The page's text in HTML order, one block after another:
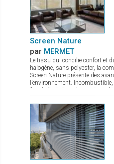
Screen Nature
par MERMET
Le tissu qui concilie confort et
halogène, sans polyester, la
Screen Nature présente des
l’environnement.
fumée (M0, Euroclass A2-s1-
exigences tant en termes de
l’excellente transparence
maîtrise de l’éblouissement
dimensionnelle, durabilité et
confèrent une planéité parfaite
tissu élégant et très fin, idéal
des espaces de faible
coloris et 2 largeurs de 180 et